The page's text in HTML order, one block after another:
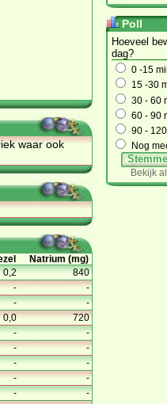
waar ook
Natrium (mg)
0,2
840
-
-
-
-
0,0
720
-
-
-
-
-
-
-
-
-
-
Poll
Hoeveel
dag?
0 -15
15 -30
30 - 60
60 - 90
90 -
Nog
Bekijk